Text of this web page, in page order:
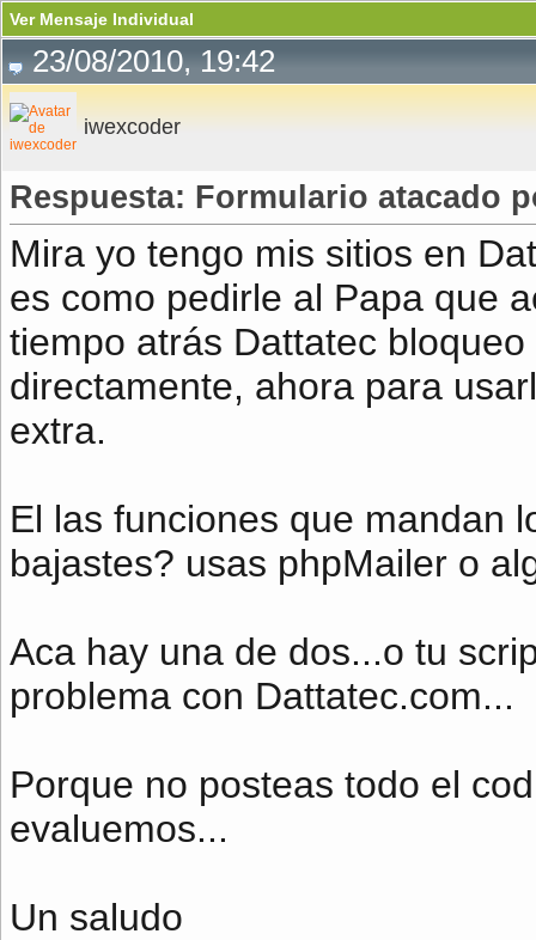
Ver Mensaje Individual
23/08/2010, 19:42
iwexcoder
Respuesta: Formulario atacado
Mira yo tengo mis sitios en
es como pedirle al Papa que
tiempo atrás Dattatec
directamente, ahora para
extra.
El las funciones que mandan
bajastes? usas phpMailer o
Aca hay una de dos...o tu
problema con Dattatec.com...
Porque no posteas todo el
evaluemos...
Un saludo